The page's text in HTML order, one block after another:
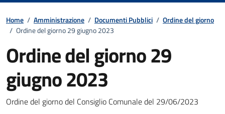
Home / Amministrazione / Documenti Pubblici / Ordine del giorno
/ Ordine del giorno 29 giugno 2023
Ordine del giorno 29
giugno 2023
Dettagli del documento
Ordine del giorno del Consiglio Comunale del 29/06/2023